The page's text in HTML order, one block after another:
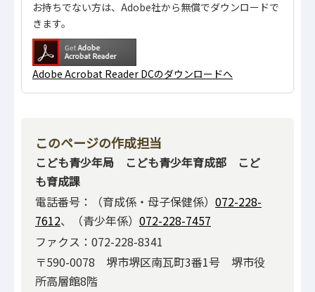
お持ちでない方は、Adobe社から無償でダウンロードで
きます。
Adobe Acrobat Reader DCのダウンロードへ
このページの作成担当
こども青少年局 こども青少年育成部 こど
も育成課
電話番号：（育成係・母子保健係） 072-228-
7612、（青少年係） 072-228-7457
ファクス：072-228-8341
〒590-0078 堺市堺区南瓦町3番1号 堺市役
所高層館8階